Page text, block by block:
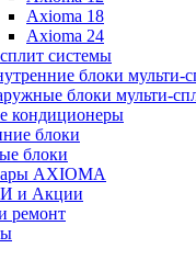
Axioma 18
Axioma 24
системы
блоки мульти-
блоки мульти-
кондиционеры
блоки
блоки
AXIOMA
и Акции
ремонт